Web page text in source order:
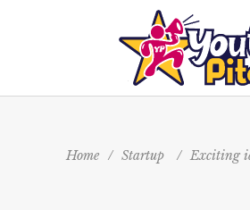
Home / Startup / Exciting